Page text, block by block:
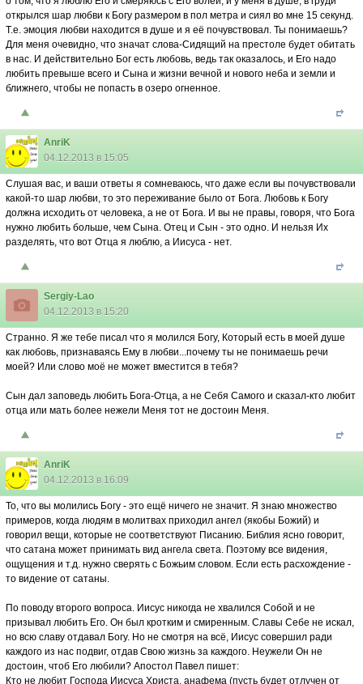
открылся шар любви к Богу размером в пол метра и сиял во мне 15 секунд.
Т.е. эмоция любви находится в душе и я её почувствовал. Ты понимаешь?
Для меня очевидно, что значат слова-Сидящий на престоле будет обитать
в нас. И действительно Бог есть любовь, ведь так оказалось, и Его надо
любить превыше всего и Сына и жизни вечной и нового неба и земли и
ближнего, чтобы не попасть в озеро огненное.
AnriK
04.12.2013 в 15:05
Слушая вас, и ваши ответы я сомневаюсь, что даже если вы почувствовали
какой-то шар любви, то это переживание было от Бога. Любовь к Богу
должна исходить от человека, а не от Бога. И вы не правы, говоря, что Бога
нужно любить больше, чем Сына. Отец и Сын - это одно. И нельзя Их
разделять, что вот Отца я люблю, а Иисуса - нет.
Sergiy-Lao
04.12.2013 в 15:20
Странно. Я же тебе писал что я молился Богу, Который есть в моей душе
как любовь, признаваясь Ему в любви...почему ты не понимаешь речи
моей? Или слово моё не может вместится в тебя?
Сын дал заповедь любить Бога-Отца, а не Себя Самого и сказал-кто любит
отца или мать более нежели Меня тот не достоин Меня.
AnriK
04.12.2013 в 16:09
То, что вы молились Богу - это ещё ничего не значит. Я знаю множество
примеров, когда людям в молитвах приходил ангел (якобы Божий) и
говорил вещи, которые не соответствуют Писанию. Библия ясно говорит,
что сатана может принимать вид ангела света. Поэтому все видения,
ощущения и т.д. нужно сверять с Божьим словом. Если есть расхождение -
то видение от сатаны.
По поводу второго вопроса. Иисус никогда не хвалился Собой и не
призывал любить Его. Он был кротким и смиренным. Славы Себе не искал,
но всю славу отдавал Богу. Но не смотря на всё, Иисус совершил ради
каждого из нас подвиг, отдав Свою жизнь за каждого. Неужели Он не
достоин, чтоб Его любили? Апостол Павел пишет:
Кто не любит Господа Иисуса Христа, анафема (пусть будет отлучен от